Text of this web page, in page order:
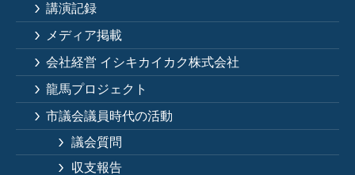
講演記録
メディア掲載
会社経営 イシキカイカク株式会社
龍馬プロジェクト
市議会議員時代の活動
議会質問
収支報告